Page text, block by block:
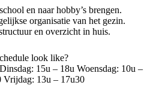
en naar hobby’s brengen.
organisatie van het gezin.
en overzicht in huis.
look like?
15u – 18u Woensdag: 10u –
Vrijdag: 13u – 17u30